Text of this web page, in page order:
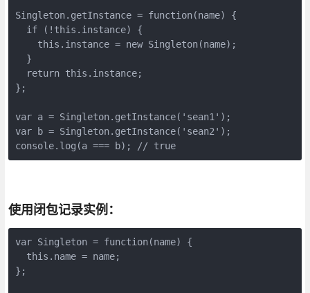
Singleton.getInstance = function(name) {
  if (!this.instance) {
    this.instance = new Singleton(name);
  }
  return this.instance;
};
var a = Singleton.getInstance('sean1');
var b = Singleton.getInstance('sean2');
console.log(a === b); // true
使用闭包记录实例：
var Singleton = function(name) {
  this.name = name;
};